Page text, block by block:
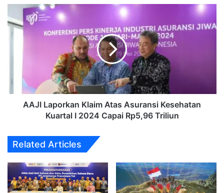
Laporkan
Klaim
2024
AAJI Laporkan Klaim Atas Asuransi Kesehatan
Kuartal I 2024 Capai Rp5,96 Triliun
Related Articles